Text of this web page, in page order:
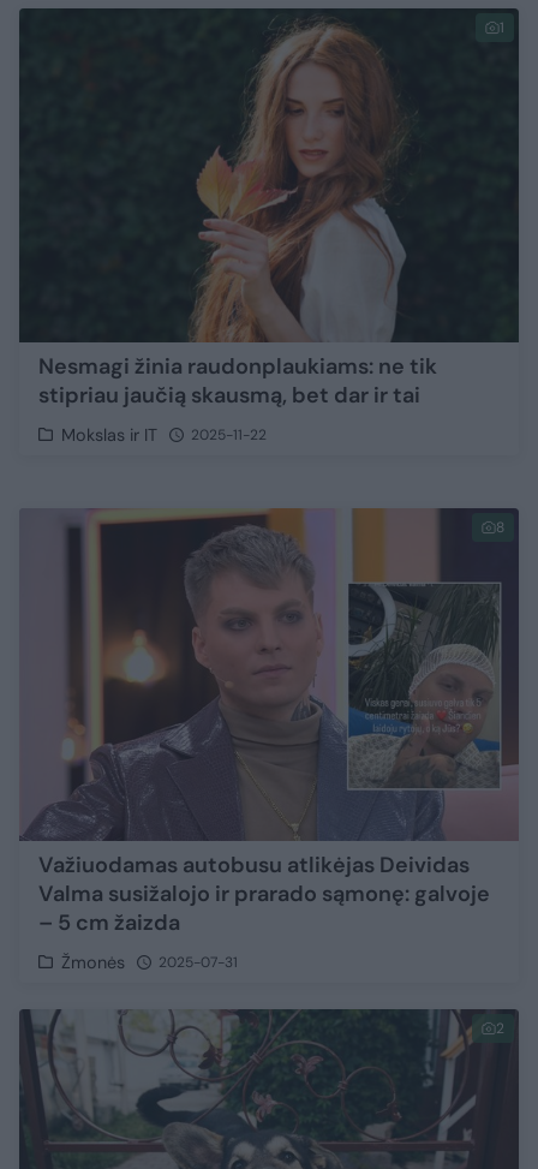
1
Nesmagi žinia raudonplaukiams: ne tik
stipriau jaučią skausmą, bet dar ir tai
Mokslas ir IT 2025-11-22
8
Važiuodamas autobusu atlikėjas Deividas
Valma susižalojo ir prarado sąmonę: galvoje
– 5 cm žaizda
Žmonės 2025-07-31
2